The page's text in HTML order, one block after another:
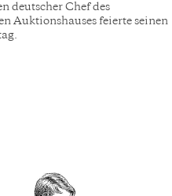
deutscher Chef des
Auktionshauses feierte seinen